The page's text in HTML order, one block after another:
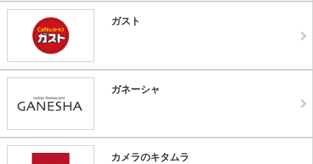
ガスト
ガネーシャ
カメラのキタムラ